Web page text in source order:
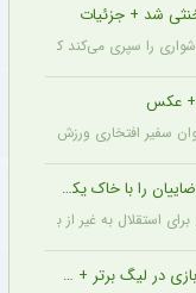
خنثی شد + جزئیات
دشواری را سپری می‌کند که در
+ عکس
سفیر افتخاری ورزش چوگان
یکسان کرد + جزئیات
استقلال به غیر از بازار
در لیگ برتر + عکس